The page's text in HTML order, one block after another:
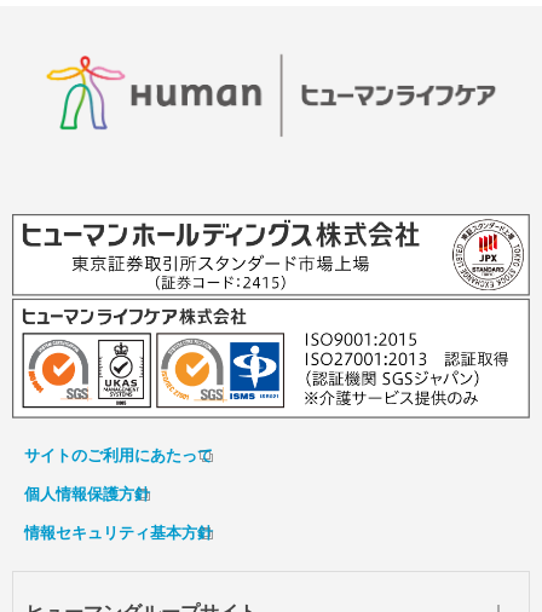
サイトのご利用にあたって
個人情報保護方針
情報セキュリティ基本方針